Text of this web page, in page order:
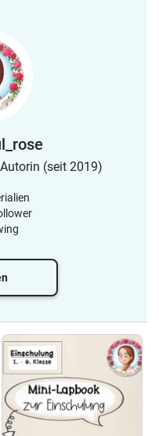
(seit 2019)